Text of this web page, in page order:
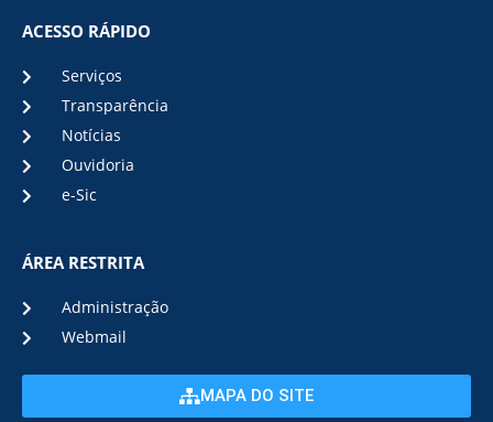
ACESSO RÁPIDO
Serviços
Transparência
Notícias
Ouvidoria
e-Sic
ÁREA RESTRITA
Administração
Webmail
MAPA DO SITE